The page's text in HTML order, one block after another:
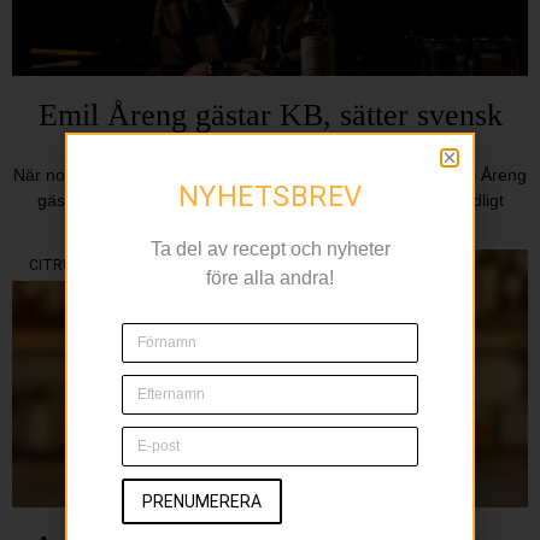
Emil Åreng gästar KB, sätter svensk
terroir i cocktailglaset
När norrländska smaker möter klassisk Stockholmsmiljö Emil Åreng
gästar Konstnärsbaren den 18 april och tar med sig ett tydligt
CITRUS
NYHETSBREV
Ta del av recept och nyheter
före alla andra!
PRENUMERERA